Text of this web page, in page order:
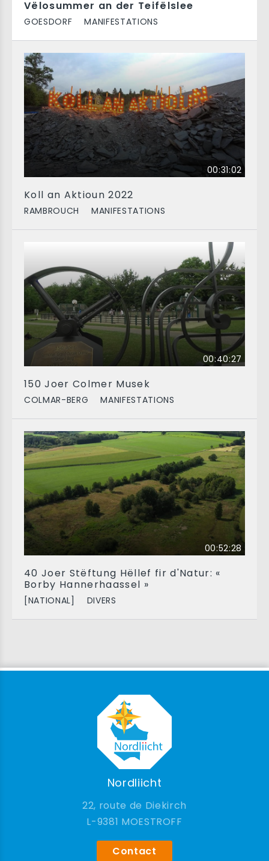
Vëlosummer an der Teifëlslee
GOESDORF MANIFESTATIONS
00:31:02
Koll an Aktioun 2022
RAMBROUCH MANIFESTATIONS
00:40:27
150 Joer Colmer Musek
COLMAR-BERG MANIFESTATIONS
00:52:28
40 Joer Stëftung Hëllef fir d'Natur: «
Borby Hannerhaassel »
[NATIONAL] DIVERS
Nordliicht
22, route de Diekirch
9381 MOESTROFF
Contact